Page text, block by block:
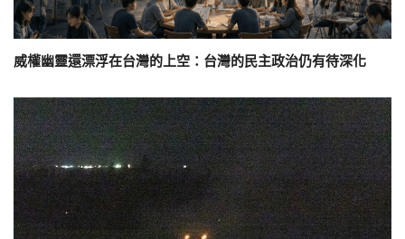
威權幽靈還漂浮在台灣的上空：台灣的民主政治仍有待深化